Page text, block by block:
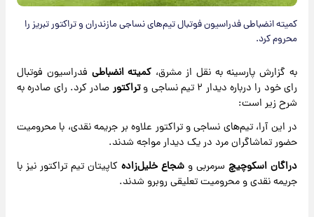
کمیته انضباطی فدراسیون فوتبال تیم‌های نساجی مازندران و تراکتور تبریز را
محروم کرد.
به گزارش پارسینه به نقل از مشرق، کمیته انضباطی فدراسیون فوتبال
رای خود را درباره دیدار ۲ تیم نساجی و
تراکتور صادر کرد. رای صادره به
شرح زیر است:
در این آرا، تیم‌های نساجی و تراکتور علاوه بر جریمه نقدی، با محرومیت
حضور تماشاگران مرد در یک دیدار مواجه شدند.
دراگان اسکوچیچ سرمربی و شجاع خلیل‌زاده کاپیتان تیم تراکتور نیز با
جریمه نقدی و محرومیت تعلیقی روبرو شدند.